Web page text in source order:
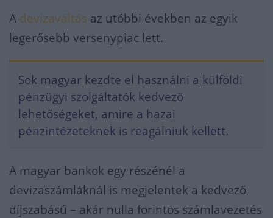
A devizaváltás az utóbbi években az egyik
legerősebb versenypiac lett.
Sok magyar kezdte el használni a külföldi
pénzügyi szolgáltatók kedvező
lehetőségeket, amire a hazai
pénzintézeteknek is reagálniuk kellett.
A magyar bankok egy részénél a
devizaszámláknál is megjelentek a kedvező
díjszabású – akár nulla forintos számlavezetés